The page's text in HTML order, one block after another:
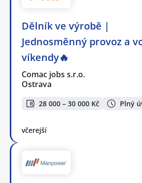
Dělník ve výrobě |
Jednosměnný provoz a
víkendy🔥
Comac jobs s.r.o.
Ostrava
28 000 – 30 000 Kč Plný
včerejší